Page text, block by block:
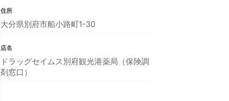
住所
大分県別府市船小路町1-30
店名
ドラッグセイムス別府観光港薬局（保険調
剤窓口）